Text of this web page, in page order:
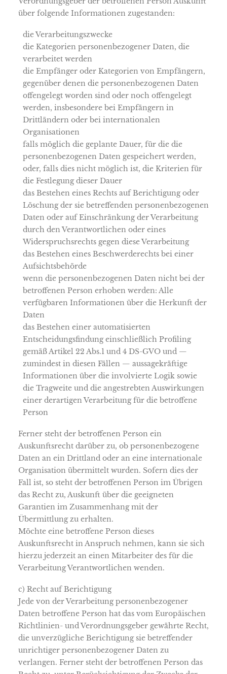
über folgende Informationen zugestanden:
die Verarbeitungszwecke
die Kategorien personenbezogener Daten, die
verarbeitet werden
die Empfänger oder Kategorien von Empfängern,
gegenüber denen die personenbezogenen Daten
offengelegt worden sind oder noch offengelegt
werden, insbesondere bei Empfängern in
Drittländern oder bei internationalen
Organisationen
falls möglich die geplante Dauer, für die die
personenbezogenen Daten gespeichert werden,
oder, falls dies nicht möglich ist, die Kriterien für
die Festlegung dieser Dauer
das Bestehen eines Rechts auf Berichtigung oder
Löschung der sie betreffenden personenbezogenen
Daten oder auf Einschränkung der Verarbeitung
durch den Verantwortlichen oder eines
Widerspruchsrechts gegen diese Verarbeitung
das Bestehen eines Beschwerderechts bei einer
Aufsichtsbehörde
wenn die personenbezogenen Daten nicht bei der
betroffenen Person erhoben werden: Alle
verfügbaren Informationen über die Herkunft der
Daten
das Bestehen einer automatisierten
Entscheidungsfindung einschließlich Profiling
gemäß Artikel 22 Abs.1 und 4 DS-GVO und —
zumindest in diesen Fällen — aussagekräftige
Informationen über die involvierte Logik sowie
die Tragweite und die angestrebten Auswirkungen
einer derartigen Verarbeitung für die betroffene
Person
Ferner steht der betroffenen Person ein
Auskunftsrecht darüber zu, ob personenbezogene
Daten an ein Drittland oder an eine internationale
Organisation übermittelt wurden. Sofern dies der
Fall ist, so steht der betroffenen Person im Übrigen
das Recht zu, Auskunft über die geeigneten
Garantien im Zusammenhang mit der
Übermittlung zu erhalten.
Möchte eine betroffene Person dieses
Auskunftsrecht in Anspruch nehmen, kann sie sich
hierzu jederzeit an einen Mitarbeiter des für die
Verarbeitung Verantwortlichen wenden.
c) Recht auf Berichtigung
Jede von der Verarbeitung personenbezogener
Daten betroffene Person hat das vom Europäischen
Richtlinien- und Verordnungsgeber gewährte Recht,
die unverzügliche Berichtigung sie betreffender
unrichtiger personenbezogener Daten zu
verlangen. Ferner steht der betroffenen Person das